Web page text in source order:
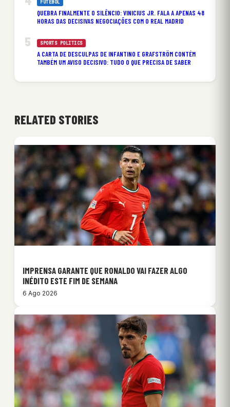
FUTEBOL
QUEBRA FINALMENTE O SILÊNCIO: VINICIUS JR. FALA A APENAS 48
HORAS DAS DECISIVAS NEGOCIAÇÕES COM O REAL MADRID
SPORTS POLITICS
A CARTA DE DESCULPAS DE INFANTINO E GRAFSTRÖM CONTÉM
TAMBÉM UM AVISO DECISIVO: TUDO O QUE PRECISA DE SABER
RELATED STORIES
IMPRENSA GARANTE QUE RONALDO VAI FAZER ALGO
INÉDITO ESTE FIM DE SEMANA
6 Ago 2026